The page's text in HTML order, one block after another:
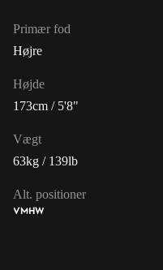
Primær fod
Højre
Højde
173cm / 5'8"
Vægt
63kg / 139lb
Alt. positioner
VMHW